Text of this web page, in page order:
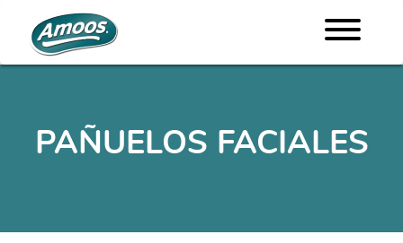
PAÑUELOS FACIALES